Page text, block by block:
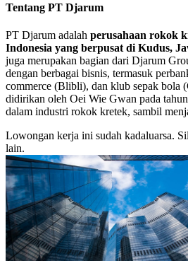
Tentang PT Djarum
PT Djarum adalah perusahaan rokok
Indonesia yang berpusat di Kudus,
juga merupakan bagian dari Djarum
dengan berbagai bisnis, termasuk
commerce (Blibli), dan klub sepak bola
didirikan oleh Oei Wie Gwan pada
dalam industri rokok kretek, sambil
Lowongan kerja ini sudah kadaluarsa.
lain.